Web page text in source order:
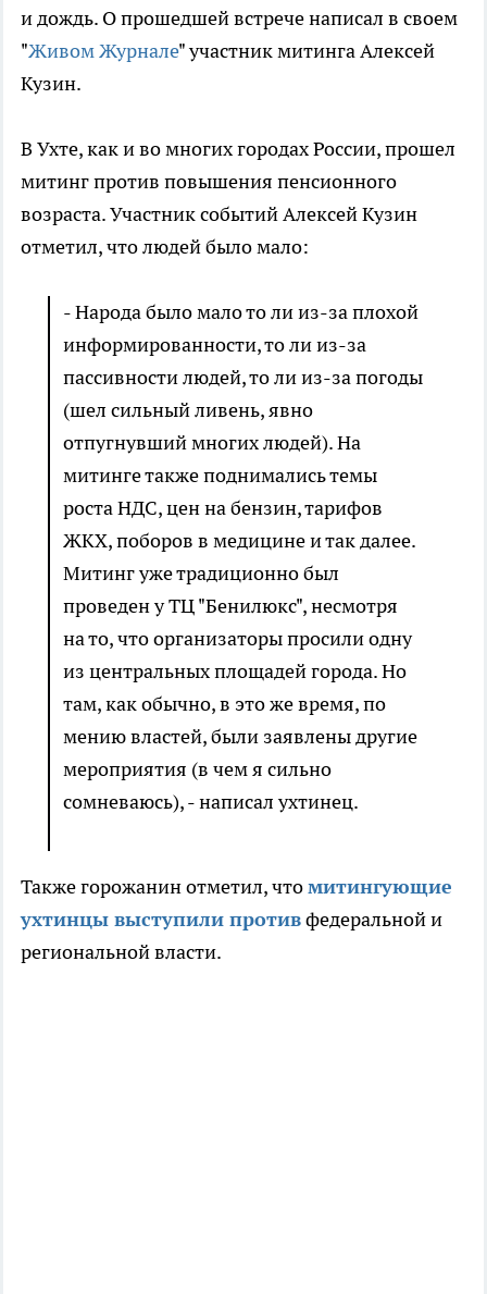
и дождь. О прошедшей встрече написал в своем
"Живом Журнале" участник митинга Алексей
Кузин.
В Ухте, как и во многих городах России, прошел
митинг против повышения пенсионного
возраста. Участник событий Алексей Кузин
отметил, что людей было мало:
- Народа было мало то ли из-за плохой
информированности, то ли из-за
пассивности людей, то ли из-за погоды
(шел сильный ливень, явно
отпугнувший многих людей). На
митинге также поднимались темы
роста НДС, цен на бензин, тарифов
ЖКХ, поборов в медицине и так далее.
Митинг уже традиционно был
проведен у ТЦ "Бенилюкс", несмотря
на то, что организаторы просили одну
из центральных площадей города. Но
там, как обычно, в это же время, по
мению властей, были заявлены другие
мероприятия (в чем я сильно
сомневаюсь), - написал ухтинец.
Также горожанин отметил, чтомитингующие
ухтинцы выступили противфедеральной и
региональной власти.